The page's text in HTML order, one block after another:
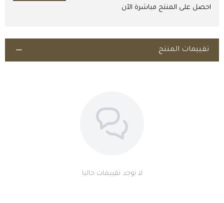
التخزين
تنبيهات
مكمل غذائي يُستخدم تحت إشراف الطبيب البيطري؛ اقرأ تعليمات الشركة
احصل على المنتج مباشرة الآن
اطلب المنتج
تقييمات المنتج
لا توجد تقييمات حاليا